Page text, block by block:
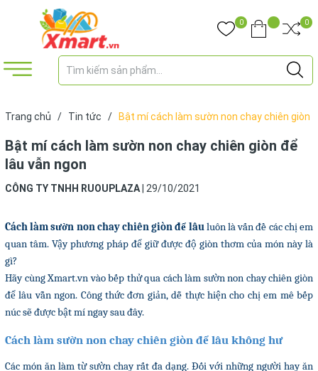
0 0
Trang chủ / Tin tức /
Bật mí cách làm sườn non chay chiên giòn
Bật mí cách làm sườn non chay chiên giòn để
lâu vẫn ngon
CÔNG TY TNHH RUOUPLAZA 29/10/2021
Cách làm sườn non chay chiên giòn để lâuluôn là vấn đề các chị em
quan tâm. Vậy phương pháp để giữ được độ giòn thơm của món này là
gì?
Hãy cùng Xmart.vn vào bếp thử qua cách làm sườn non chay chiên giòn
để lâu vẫn ngon. Công thức đơn giản, dễ thực hiện cho chị em mê bếp
núc sẽ được bật mí ngay sau đây.
Cách làm sườn non chay chiên giòn để lâu không hư
Các món ăn làm từ sườn chay rất đa dạng. Đối với những người hay ăn